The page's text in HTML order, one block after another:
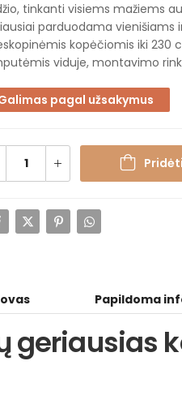
tinkanti visiems mažiems
parduodama
kopėčiomis iki 230
viduje, montavimo
pagal užsakymus
Papildoma
geriausias